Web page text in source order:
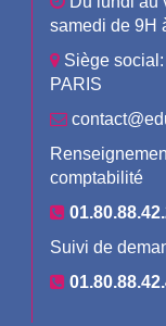
samedi de 9H
Siège
PARIS
comptabilité
Suivi de